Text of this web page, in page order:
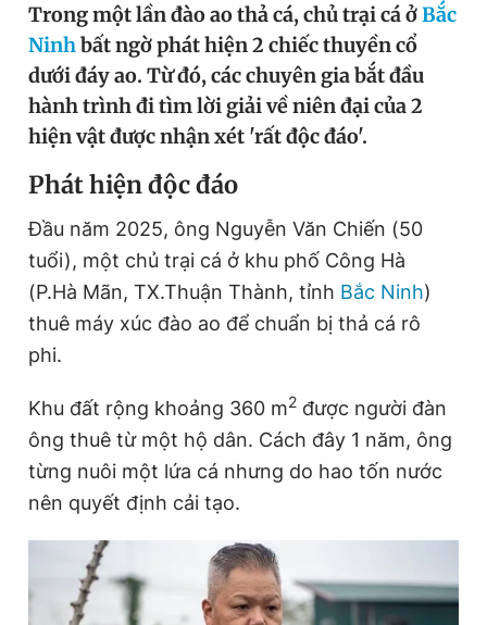
Video Magazine
Sản phẩm khác
Tiện ích
Thông tin tòa soạn Liên hệ quảng cáo
Đọc Thanh Niên trên điện thoại
Theo dõi báo trên
Hotline Liên hệ quảng cáo
Trong một lần đào ao thả cá, chủ trại cá ởBắc
Ninhbất ngờ phát hiện 2 chiếc thuyền cổ
dưới đáy ao. Từ đó, các chuyên gia bắt đầu
hành trình đi tìm lời giải về niên đại của 2
hiện vật được nhận xét 'rất độc đáo'.
Phát hiện độc đáo
Đầu năm 2025, ông Nguyễn Văn Chiến (50
tuổi), một chủ trại cá ở khu phố Công Hà
(P.Hà Mãn, TX.Thuận Thành, tỉnh Bắc Ninh)
thuê máy xúc đào ao để chuẩn bị thả cá rô
phi.
Khu đất rộng khoảng 360 m2 được người đàn
ông thuê từ một hộ dân. Cách đây 1 năm, ông
từng nuôi một lứa cá nhưng do hao tốn nước
nên quyết định cải tạo.